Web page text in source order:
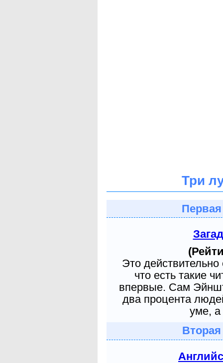
Три
Это
что есть такие
впервые. Сам
два процента
уме, а